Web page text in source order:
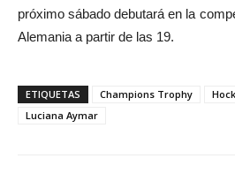
próximo sábado debutará en la
Alemania a partir de las 19.
ETIQUETAS Champions Trophy
Luciana Aymar